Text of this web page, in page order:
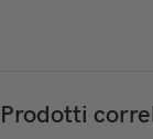
Prodotti